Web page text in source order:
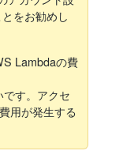
をお勧めし
Lambdaの費
す。アクセ
用が発生する